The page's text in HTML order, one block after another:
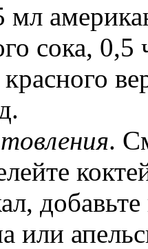
мл
сока,
красного
.
или